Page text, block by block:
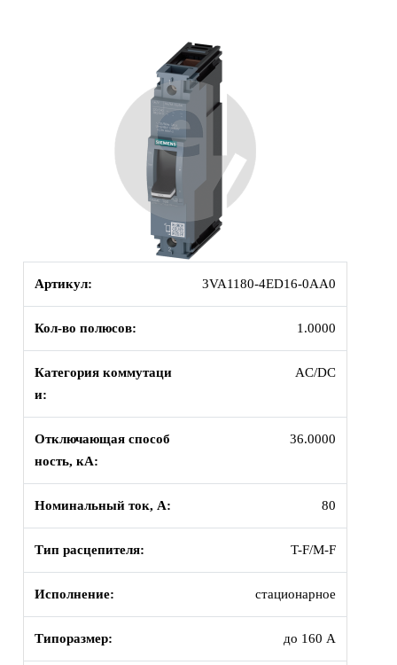
Артикул: 3VA1180-4ED16-0AA0
Кол-во полюсов: 1.0000
Категория коммутаци
и:
AC/DC
Отключающая способ
ность, кА:
36.0000
Номинальный ток, А: 80
Тип расцепителя: T-F/M-F
Исполнение: стационарное
Типоразмер: до 160 А